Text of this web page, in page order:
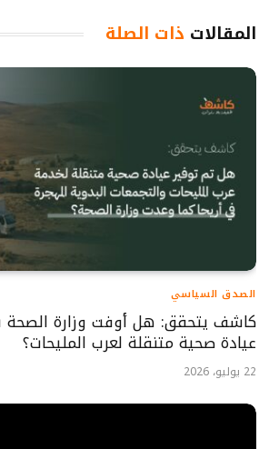
المقالات ذات الصلة
الصدق السياسي
كاشف يتحقق: هل أوفت وزارة الصحة
عيادة صحية متنقلة لعرب المليحات؟
22 يوليو، 2026